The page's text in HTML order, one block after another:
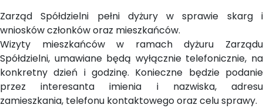
Zarząd Spółdzielni pełni dyżury w sprawie skarg i
wniosków członków oraz mieszkańców.
Wizyty mieszkańców w ramach dyżuru Zarządu
Spółdzielni, umawiane będą wyłącznie telefonicznie, na
konkretny dzień i godzinę. Konieczne będzie podanie
przez interesanta imienia i nazwiska, adresu
zamieszkania, telefonu kontaktowego oraz celu sprawy.